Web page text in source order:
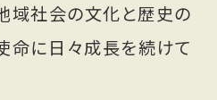
域社会の文化と歴史の
命に日々成長を続けて